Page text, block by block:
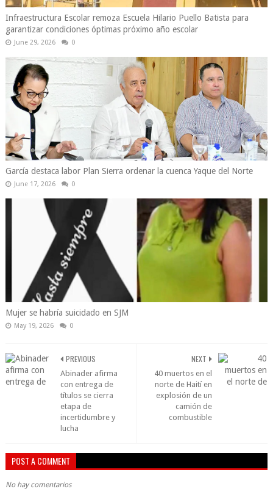
Infraestructura Escolar remoza Escuela Hilario Puello Batista para
garantizar condiciones óptimas próximo año escolar
June 29, 2026 0
García destaca labor Plan Sierra ordenar la cuenca Yaque del Norte
June 17, 2026 0
Mujer se habría suicidado en SJM
May 19, 2026 0
NEXT
40 muertos en el
norte de Haití en
explosión de un
camión de
combustible
PREVIOUS
Abinader afirma
con entrega de
títulos se cierra
etapa de
incertidumbre y
lucha
POST A COMMENT
No hay comentarios